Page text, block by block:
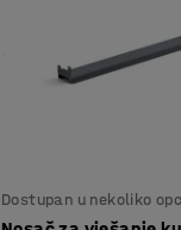
Dostupan u nekoliko